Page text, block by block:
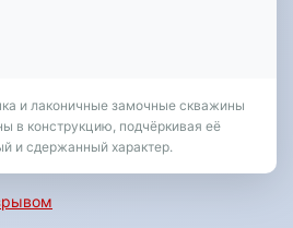
и лаконичные замочные скважины
в конструкцию, подчёркивая её
и сдержанный характер.